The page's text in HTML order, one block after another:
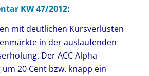
KW 47/2012:
mit deutlichen Kursverlusten
in der auslaufenden
Der ACC Alpha
20 Cent bzw. knapp ein